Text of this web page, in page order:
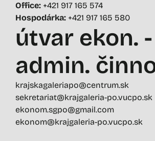
Office: +421 917 165 574
Hospodárka: +421 917 165 580
útvar ekon. -
admin.
krajskagaleriapo@centrum.sk
sekretariat@krajgaleria-po.vucpo.sk
ekonom.sgpo@gmail.com
ekonom@krajgaleria-po.vucpo.sk